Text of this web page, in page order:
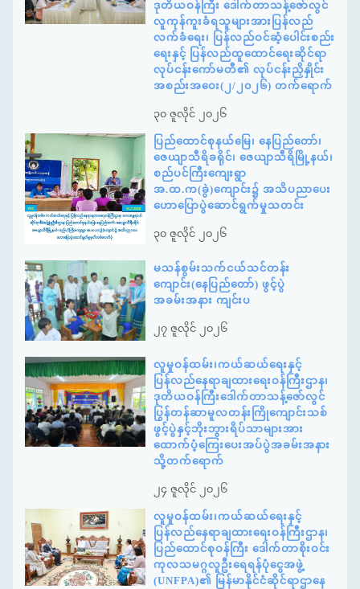
ဒုတိယဝန်ကြီး ဒေါက်တာသန့်ဇော်လွင်
လူကုန်ကူးခံရသူများအားပြန်လည်
လက်ခံရေး၊ ပြန်လည်ဝင်ဆံ့ပေါင်းစည်း
ရေးနှင့် ပြန်လည်ထူထောင်ရေးဆိုင်ရာ
လုပ်ငန်းကော်မတီ၏ လုပ်ငန်းညှိနှိုင်း
အစည်းအဝေး(၂/၂၀၂၆) တက်ရောက်
၃၀ ဇူလိုင် ၂၀၂၆
ပြည်ထောင်စုနယ်မြေ၊ နေပြည်တော်၊
ဇေယျာသီရိခရိုင်၊ ဇေယျာသီရိမြို့နယ်၊
စည်ပင်ကြီးကျေးရွာ
အ.ထ.က(ခွဲ)ကျောင်း၌ အသိပညာပေး
ဟောပြောပွဲဆောင်ရွက်မှုသတင်း
၃၀ ဇူလိုင် ၂၀၂၆
မသန်စွမ်းသက်ငယ်သင်တန်း
ကျောင်း(နေပြည်တော်) ဖွင့်ပွဲ
အခမ်းအနား ကျင်းပ
၂၇ ဇူလိုင် ၂၀၂၆
လူမှုဝန်ထမ်း၊ကယ်ဆယ်ရေးနှင့်
ပြန်လည်နေရာချထားရေးဝန်ကြီးဌာန၊
ဒုတိယဝန်ကြီးဒေါက်တာသန့်ဇော်လွင်
ပြွန်တန်ဆာမူလတန်းကြိုကျောင်းသစ်
ဖွင့်ပွဲနှင့်ဘိုးဘွားရိပ်သာများအား
ထောက်ပံ့ကြေးပေးအပ်ပွဲအခမ်းအနား
သို့တက်ရောက်
၂၄ ဇူလိုင် ၂၀၂၆
လူမှုဝန်ထမ်း၊ကယ်ဆယ်ရေးနှင့်
ပြန်လည်နေရာချထားရေးဝန်ကြီးဌာန၊
ပြည်ထောင်စုဝန်ကြီး ဒေါက်တာစိုးဝင်း
ကုလသမဂ္ဂလူဦးရေရန်ပုံငွေအဖွဲ့
(UNFPA)၏ မြန်မာနိုင်ငံဆိုင်ရာဌာနေ